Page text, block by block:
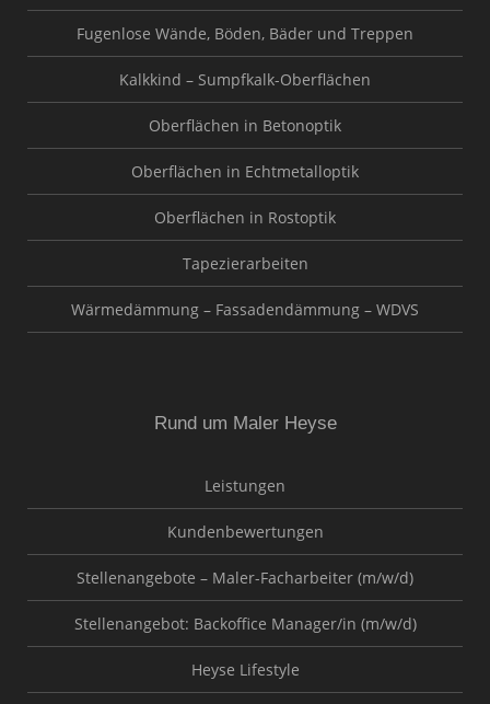
Fugenlose Wände, Böden, Bäder und Treppen
Kalkkind – Sumpfkalk-Oberflächen
Oberflächen in Betonoptik
Oberflächen in Echtmetalloptik
Oberflächen in Rostoptik
Tapezierarbeiten
Wärmedämmung – Fassadendämmung – WDVS
Rund um Maler Heyse
Leistungen
Kundenbewertungen
Stellenangebote – Maler-Facharbeiter (m/w/d)
Stellenangebot: Backoffice Manager/in (m/w/d)
Heyse Lifestyle